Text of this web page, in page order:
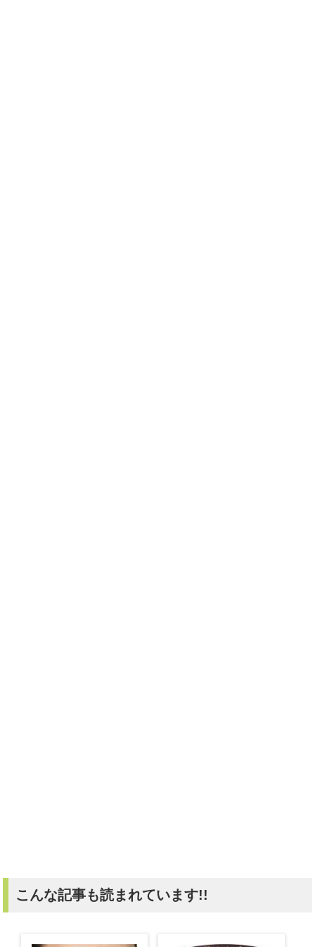
こんな記事も読まれています!!